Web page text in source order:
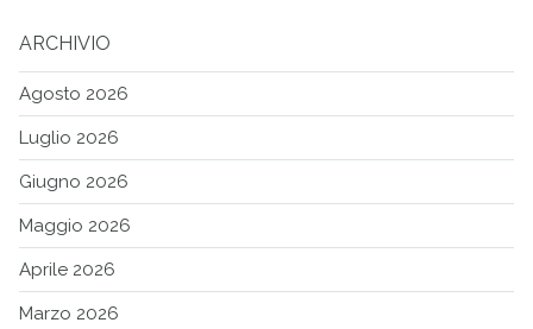
ARCHIVIO
Agosto 2026
Luglio 2026
Giugno 2026
Maggio 2026
Aprile 2026
Marzo 2026